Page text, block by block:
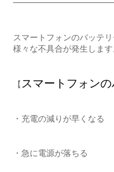
スマートフォンのバッテ
様々な不具合が発生します
【 スマートフォン
・充電の減りが早くなる
・急に電源が落ちる